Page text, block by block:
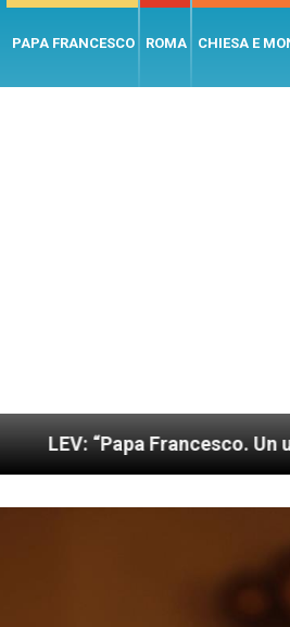
PAPA FRANCESCO ROMA CHIESA E
Francesco. Un uomo di